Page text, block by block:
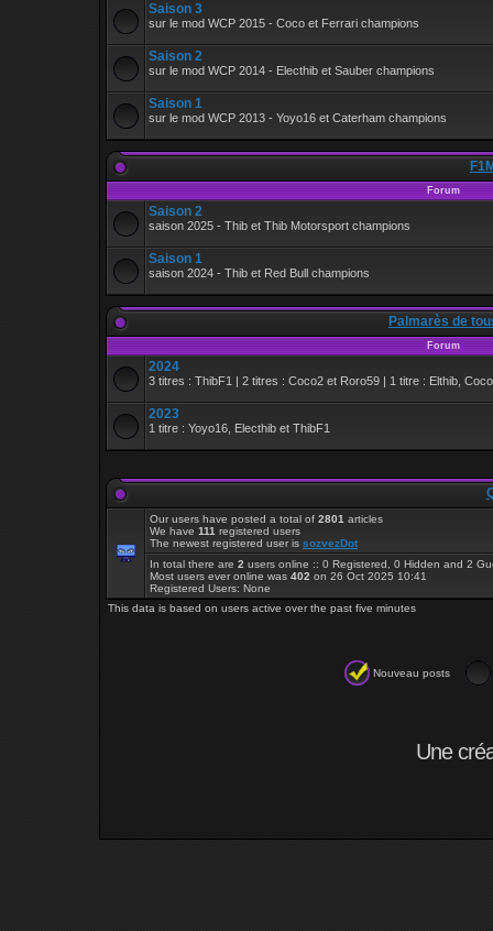
Saison 3
sur le mod WCP 2015 - Coco et Ferrari champions
Saison 2
sur le mod WCP 2014 - Electhib et Sauber champions
Saison 1
sur le mod WCP 2013 - Yoyo16 et Caterham champions
Forum
Saison 2
saison 2025 - Thib et Thib Motorsport champions
Saison 1
saison 2024 - Thib et Red Bull champions
Palmarès de
Forum
2024
3 titres : ThibF1 | 2 titres : Coco2 et Roro59 | 1 titre : Elthib,
2023
1 titre : Yoyo16, Electhib et ThibF1
Our users have posted a total of 2801 articles
We have 111 registered users
The newest registered user is sozvezDot
In total there are 2 users online :: 0 Registered, 0 Hidden and 2
Most users ever online was 402 on 26 Oct 2025 10:41
Registered Users: None
This data is based on users active over the past five minutes
Nouveau posts
Une